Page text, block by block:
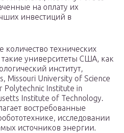
на оплату их
инвестиций в
количество технических
университеты США, как
институт,
Missouri University of Science
Polytechnic Institute in
Institute of Technology.
востребованные
исследовании
источников энергии.